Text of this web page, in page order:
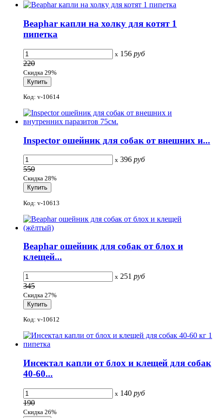
Beaphar капли на холку для котят 1
пипетка
x 156 руб
220
Скидка 29%
Код: v-10614
Inspector ошейник для собак от внешних и...
x 396 руб
550
Скидка 28%
Код: v-10613
Beaphar ошейник для собак от блох и
клещей...
x 251 руб
345
Скидка 27%
Код: v-10612
Инсектал капли от блох и клещей для собак
40-60...
x 140 руб
190
Скидка 26%